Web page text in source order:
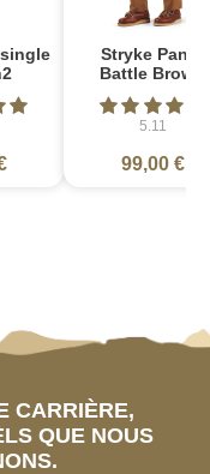
Stryke Pant -
Battle Brown
5.11
99,00 €
CARRIÈRE,
QUE NOUS